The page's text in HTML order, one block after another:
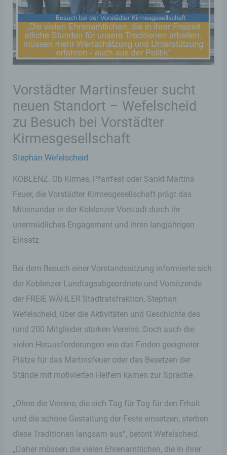
Vorstädter Martinsfeuer sucht
neuen Standort – Wefelscheid
zu Besuch bei Vorstädter
Kirmesgesellschaft
Stephan Wefelscheid
KOBLENZ. Ob Kirmes, Pfarrfest oder Sankt Martins
Feuer, die Vorstädter Kirmesgesellschaft prägt das
Miteinander in der Koblenzer Vorstadt durch ihr
unermüdliches Engagement und ihren langjährigen
Einsatz.
Bei dem Besuch einer Vorstandssitzung informierte sich
der Koblenzer Landtagsabgeordnete und Vorsitzende
der FREIE WÄHLER Stadtratsfraktion, Stephan
Wefelscheid, über die Aktivitäten und Geschichte des
rund 200 Mitglieder starken Vereins. Doch auch die
vielen Herausforderungen wie das Finden geeigneter
Plätze für das Martinsfeuer oder das Besetzen der
Stände mit motivierten Helfern kamen zur Sprache.
„Ohne die Vereine, die sich Tag für Tag für den Erhalt
und die schöne Gestaltung der Feste einsetzen, sterben
diese Traditionen langsam aus“, betont Wefelscheid.
„Daher müssen die vielen Ehrenamtlichen, die in ihrer